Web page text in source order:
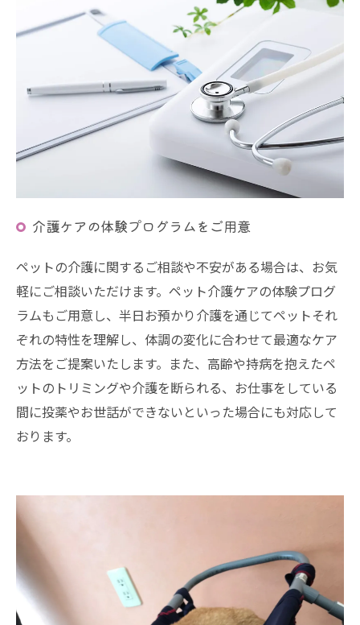
介護ケアの体験プログラムをご用意
ペットの介護に関するご相談や不安がある場合は、お気
軽にご相談いただけます。ペット介護ケアの体験プログ
ラムもご用意し、半日お預かり介護を通じてペットそれ
ぞれの特性を理解し、体調の変化に合わせて最適なケア
方法をご提案いたします。また、高齢や持病を抱えたペ
ットのトリミングや介護を断られる、お仕事をしている
間に投薬やお世話ができないといった場合にも対応して
おります。